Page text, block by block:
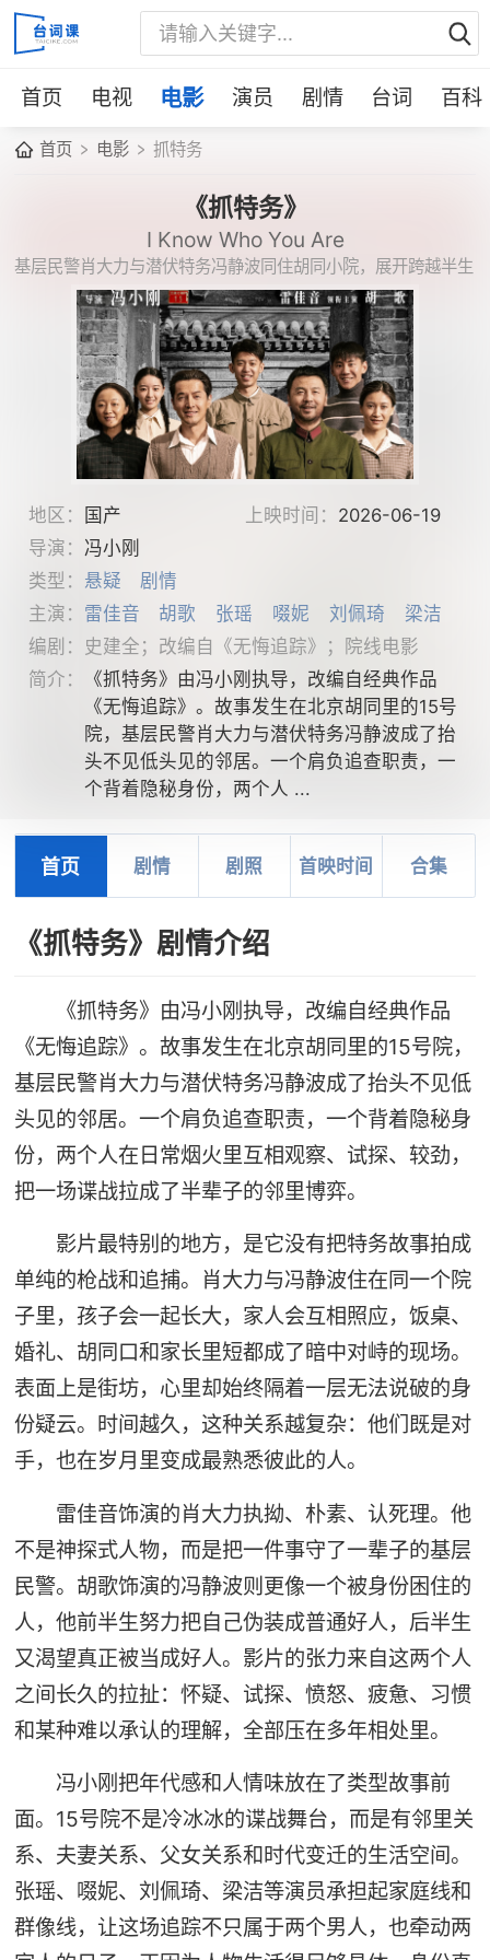
首页 电视 电影 演员 剧情 台词 百科
首页 电影 抓特务
《抓特务》
I Know Who You Are
基层民警肖大力与潜伏特务冯静波同住胡同小院，展开跨越半生
的猫鼠对峙。
地区： 国产 上映时间： 2026-06-19
导演： 冯小刚
类型： 悬疑
剧情
主演： 雷佳音 胡歌 张瑶 啜妮 刘佩琦
梁洁
编剧：史建全；改编自《无悔追踪》；院线电影
简介：
《抓特务》由冯小刚执导，改编自经典作品
《无悔追踪》。故事发生在北京胡同里的15号
院，基层民警肖大力与潜伏特务冯静波成了抬
头不见低头见的邻居。一个肩负追查职责，一
个背着隐秘身份，两个人 ...
首页 剧情 剧照 首映时间 合集
《抓特务》剧情介绍
《抓特务》由冯小刚执导，改编自经典作品
《无悔追踪》。故事发生在北京胡同里的15号院，
基层民警肖大力与潜伏特务冯静波成了抬头不见低
头见的邻居。一个肩负追查职责，一个背着隐秘身
份，两个人在日常烟火里互相观察、试探、较劲，
把一场谍战拉成了半辈子的邻里博弈。
影片最特别的地方，是它没有把特务故事拍成
单纯的枪战和追捕。肖大力与冯静波住在同一个院
子里，孩子会一起长大，家人会互相照应，饭桌、
婚礼、胡同口和家长里短都成了暗中对峙的现场。
表面上是街坊，心里却始终隔着一层无法说破的身
份疑云。时间越久，这种关系越复杂：他们既是对
手，也在岁月里变成最熟悉彼此的人。
雷佳音饰演的肖大力执拗、朴素、认死理。他
不是神探式人物，而是把一件事守了一辈子的基层
民警。胡歌饰演的冯静波则更像一个被身份困住的
人，他前半生努力把自己伪装成普通好人，后半生
又渴望真正被当成好人。影片的张力来自这两个人
之间长久的拉扯：怀疑、试探、愤怒、疲惫、习惯
和某种难以承认的理解，全部压在多年相处里。
冯小刚把年代感和人情味放在了类型故事前
面。15号院不是冷冰冰的谍战舞台，而是有邻里关
系、夫妻关系、父女关系和时代变迁的生活空间。
张瑶、啜妮、刘佩琦、梁洁等演员承担起家庭线和
群像线，让这场追踪不只属于两个男人，也牵动两